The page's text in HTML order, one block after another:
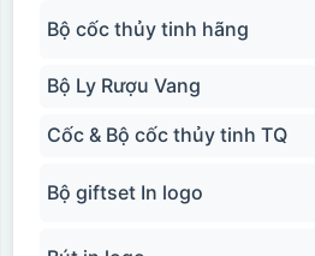
Bộ cốc thủy tinh hãng
Bộ Ly Rượu Vang
Cốc & Bộ cốc thủy tinh TQ
Bộ giftset In logo